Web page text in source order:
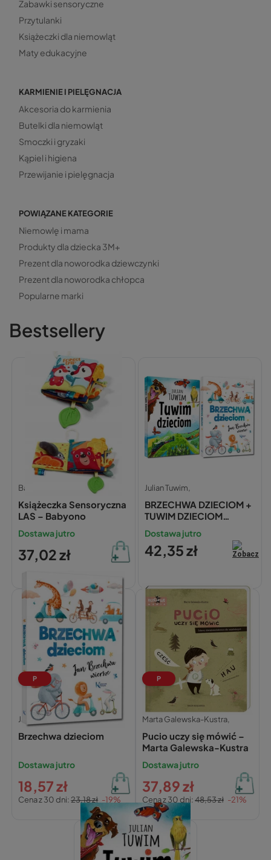
Zabawki sensoryczne
Przytulanki
Książeczki dla niemowląt
Maty edukacyjne
KARMIENIE I PIELĘGNACJA
Akcesoria do karmienia
Butelki dla niemowląt
Smoczki i gryzaki
Kąpiel i higiena
Przewijanie i pielęgnacja
POWIĄZANE KATEGORIE
Niemowlę i mama
Produkty dla dziecka 3M+
Prezent dla noworodka dziewczynki
Prezent dla noworodka chłopca
Popularne marki
Bestsellery
Babyono
Książeczka Sensoryczna
LAS – Babyono
Dostawa jutro
37,02 zł
Julian Tuwim,
BRZECHWA DZIECIOM +
TUWIM DZIECIOM
ZESTAW Jan Brzechwa
Julian Tuwim BR TW
Dostawa jutro
42,35 zł
P
Jan Brzechwa,
Brzechwa dzieciom
Dostawa jutro
18,57 zł
Cena z 30 dni:23,18 zł -19%
P
Marta Galewska-Kustra,
Pucio uczy się mówić –
Marta Galewska-Kustra
Dostawa jutro
37,89 zł
Cena z 30 dni:48,53 zł -21%